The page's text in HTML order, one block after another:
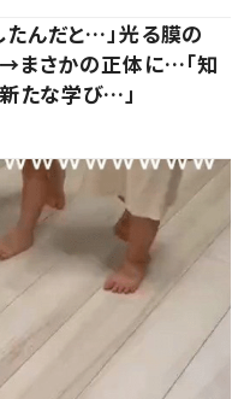
たんだと…」光る膜の
→まさかの正体に…「知
新たな学び…」